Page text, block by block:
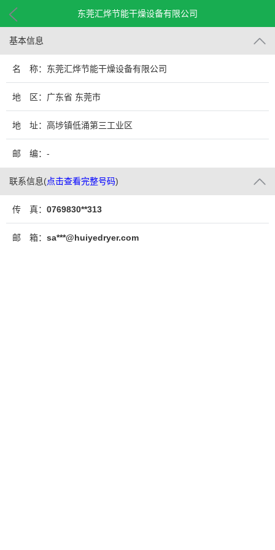
东莞汇烨节能干燥设备有限公司
基本信息
名 称：东莞汇烨节能干燥设备有限公司
地 区：广东省 东莞市
地 址：高埗镇低涌第三工业区
邮 编：-
联系信息(点击查看完整号码)
传 真： 0769830**313
邮 箱： sa***@huiyedryer.com